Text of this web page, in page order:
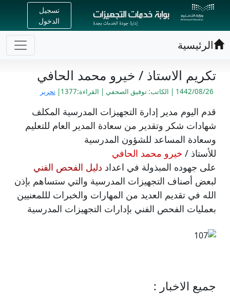
تسجيل
الدخول
الرئيسية
تكريم الاستاذ / خيرو محمد الحافي
1442/08/26 | الكاتب: توفيق الصحفي | القراءة:1377| تحرير
قدم اليوم مدير إدارة التجهيزات المدرسية المكلف
شهادات شكر وتقدير من سعادة المدير العام للتعليم
وسعادة المساعد للشؤون المدرسية
للأستاذ / خيرو محمد الحافي
على جهوده المبذولة في اعداد دليل الفحص الفني
لبعض أصناف التجهيزات المدرسية والتي ستساهم بإذن
الله في تقديم العديد من المهارات والخبرات لللمعنيين
بعمليات الفحص الفني بإدارات التجهيزات المدرسية
جميع الاخبار :